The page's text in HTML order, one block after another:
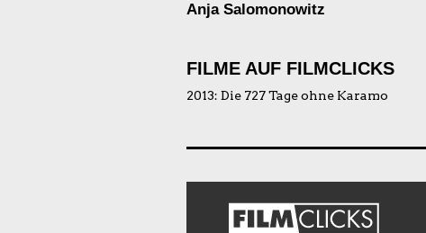
Anja Salomonowitz
FILME AUF FILMCLICKS
2013: Die 727 Tage ohne Karamo